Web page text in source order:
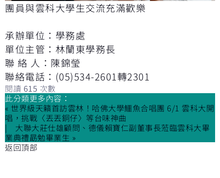
團員與雲科大學生交流充滿歡樂
承辦單位：學務處
單位主管：林蘭東學務長
聯 絡 人：陳錦瑩
聯絡電話：(05)534-2601轉2301
閱讀 615 次數
此分類更多內容：
« 世界級天籟首訪雲林！哈佛大學鱷魚合唱團 6/1 雲科大開
唱，挑戰〈丟丟銅仔〉等台味神曲
大聯大莊仕雄顧問、德儀賴寶仁副董事長蒞臨雲科大畢
業典禮勗勉畢業生 »
返回頂部